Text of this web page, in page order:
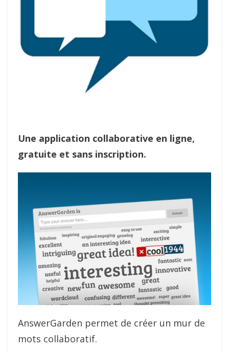
Une application collaborative en ligne,
gratuite et sans inscription.
AnswerGarden permet de créer un mur de
mots collaboratif.